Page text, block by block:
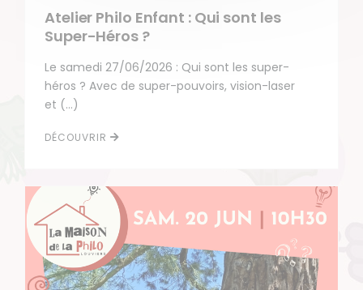
Atelier Philo Enfant : Qui sont les
Super-Héros ?
Le samedi 27/06/2026 : Qui sont les super-
héros ? Avec de super-pouvoirs, vision-laser
et (…)
DÉCOUVRIR